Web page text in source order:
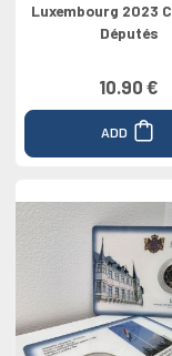
Luxembourg 2023
Députés
10.90 €
ADD